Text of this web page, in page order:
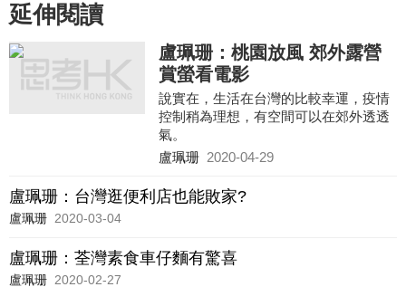
延伸閱讀
盧珮珊：桃園放風 郊外露營
賞螢看電影
說實在，生活在台灣的比較幸運，疫情
控制稍為理想，有空間可以在郊外透透
氣。
盧珮珊 2020-04-29
盧珮珊：台灣逛便利店也能敗家?
盧珮珊 2020-03-04
盧珮珊：荃灣素食車仔麵有驚喜
盧珮珊 2020-02-27